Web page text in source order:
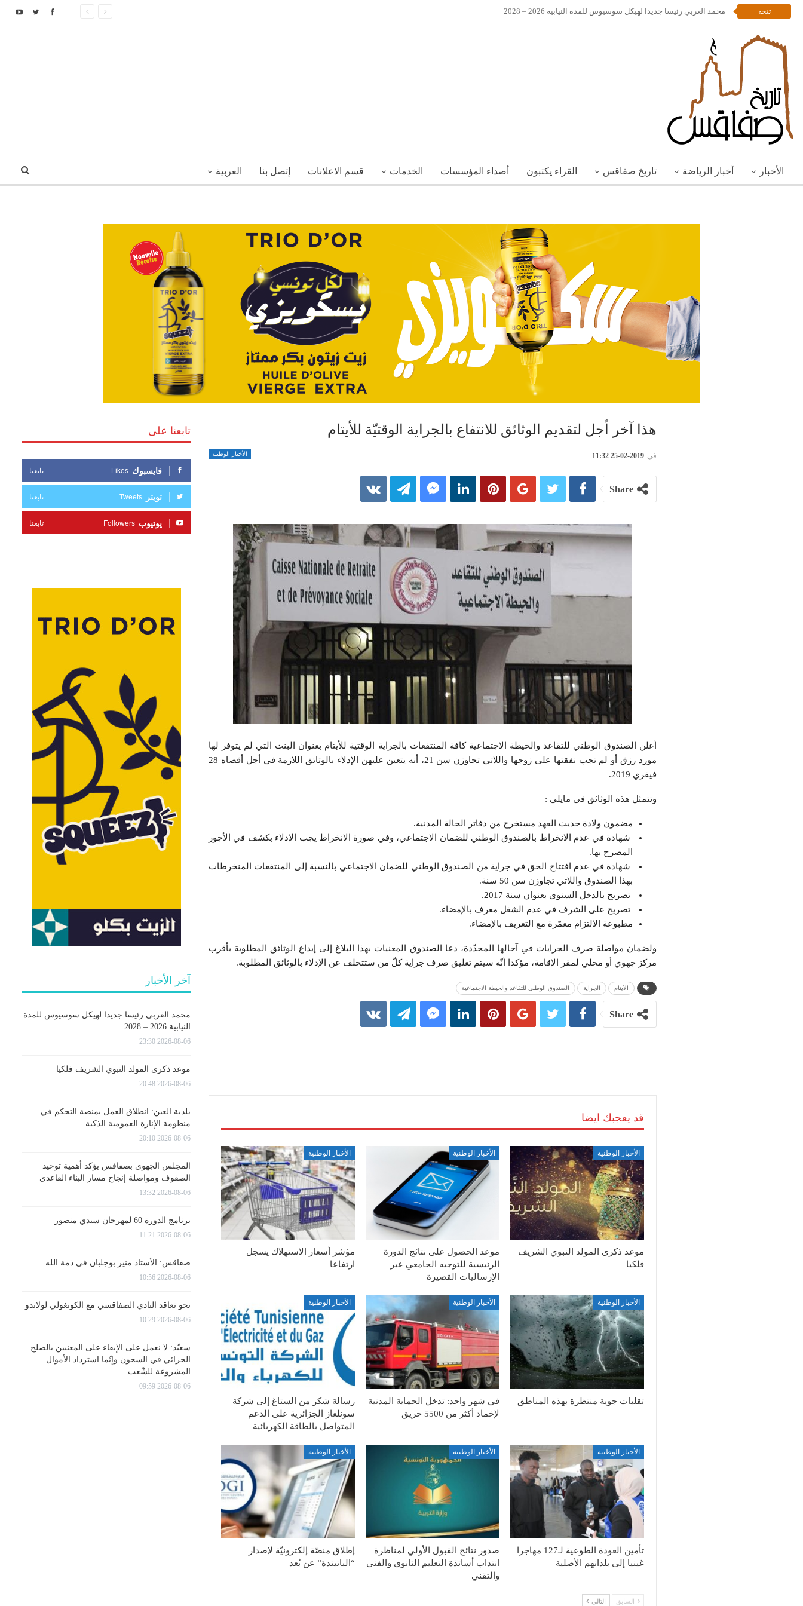
تتجه محمد الغربي رئيسا جديدا لهيكل سوسيوس للمدة النيابية 2026 – 2028
الأخبار أخبار الرياضة تاريخ صفاقس القراء يكتبون أصداء المؤسسات الخدمات قسم الاعلانات إتصل بنا العربية
هذا آخر أجل لتقديم الوثائق للانتفاع بالجراية الوقتيّة للأيتام
الأخبار الوطنية في 2019-02-25 11:32
Share
أعلن الصندوق الوطني للتقاعد والحيطة الاجتماعية كافة المنتفعات بالجراية الوقتية للأيتام بعنوان البنت التي لم يتوفر لها
مورد رزق أو لم تجب نفقتها على زوجها واللاتي تجاوزن سن 21، أنه يتعين عليهن الإدلاء بالوثائق اللازمة في أجل أقصاه 28
فيفري 2019.
وتتمثل هذه الوثائق في مايلي :
مضمون ولادة حديث العهد مستخرج من دفاتر الحالة المدنية.
شهادة في عدم الانخراط بالصندوق الوطني للضمان الاجتماعي، وفي صورة الانخراط يجب الإدلاء بكشف في الأجور
المصرح بها.
شهادة في عدم افتتاح الحق في جراية من الصندوق الوطني للضمان الاجتماعي بالنسبة إلى المنتفعات المنخرطات
بهذا الصندوق واللاتي تجاوزن سن 50 سنة.
تصريح بالدخل السنوي بعنوان سنة 2017.
تصريح على الشرف في عدم الشغل معرف بالإمضاء.
مطبوعة الالتزام معمّرة مع التعريف بالإمضاء.
ولضمان مواصلة صرف الجرايات في آجالها المحدّدة، دعا الصندوق المعنيات بهذا البلاغ إلى إيداع الوثائق المطلوبة بأقرب
مركز جهوي أو محلي لمقر الإقامة، مؤكدا أنّه سيتم تعليق صرف جراية كلّ من ستتخلف عن الإدلاء بالوثائق المطلوبة.
الأيتام الجراية الصندوق الوطني للتقاعد والحيطة الاجتماعية
Share
قد يعجبك ايضا
الأخبار الوطنية
موعد ذكرى المولد النبوي الشريف
فلكيا
الأخبار الوطنية
موعد الحصول على نتائج الدورة
الرئيسية للتوجيه الجامعي عبر
الإرساليات القصيرة
الأخبار الوطنية
مؤشر أسعار الاستهلاك يسجل
ارتفاعا
الأخبار الوطنية
تقلبات جوية منتظرة بهذه المناطق
الأخبار الوطنية
في شهر واحد: تدخل الحماية المدنية
لإخماد أكثر من 5500 حريق
الأخبار الوطنية
رسالة شكر من الستاغ إلى شركة
سونلغاز الجزائرية على الدعم
المتواصل بالطاقة الكهربائية
الأخبار الوطنية
تأمين العودة الطوعية لـ127 مهاجرا
غينيا إلى بلدانهم الأصلية
الأخبار الوطنية
صدور نتائج القبول الأولي لمناظرة
انتداب أساتذة التعليم الثانوي والفني
والتقني
الأخبار الوطنية
إطلاق منصّة إلكترونيّة لإصدار
“الباتيندة” عن بُعد
السابق التالي
تابعنا على
فايسبوك Likes تابعنا
تويتر Tweets تابعنا
يوتيوب Followers تابعنا
آخر الأخبار
محمد الغربي رئيسا جديدا لهيكل سوسيوس للمدة
النيابية 2026 – 2028
2026-08-06 23:30
موعد ذكرى المولد النبوي الشريف فلكيا
2026-08-06 20:48
بلدية العين: انطلاق العمل بمنصة التحكم في
منظومة الإنارة العمومية الذكية
2026-08-06 20:10
المجلس الجهوي بصفاقس يؤكد أهمية توحيد
الصفوف ومواصلة إنجاح مسار البناء القاعدي
2026-08-06 13:32
برنامج الدورة 60 لمهرجان سيدي منصور
2026-08-06 11:21
صفاقس: الأستاذ منير بوجلبان في ذمة الله
2026-08-06 10:56
نحو تعاقد النادي الصفاقسي مع الكونغولي لولاندو
2026-08-06 10:29
سعيّد: لا نعمل على الإبقاء على المعنيين بالصلح
الجزائي في السجون وإنّما استرداد الأموال
المشروعة للشّعب
2026-08-06 09:59